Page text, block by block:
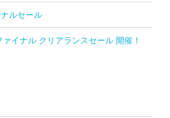
ルセール
イナル クリアランスセール 開催！